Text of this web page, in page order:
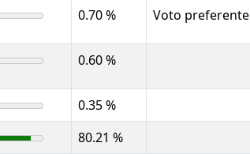
0.70 % Voto preferente
0.60 %
0.35 %
80.21 %